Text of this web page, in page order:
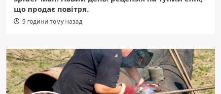
що продає повітря.
9 години тому назад